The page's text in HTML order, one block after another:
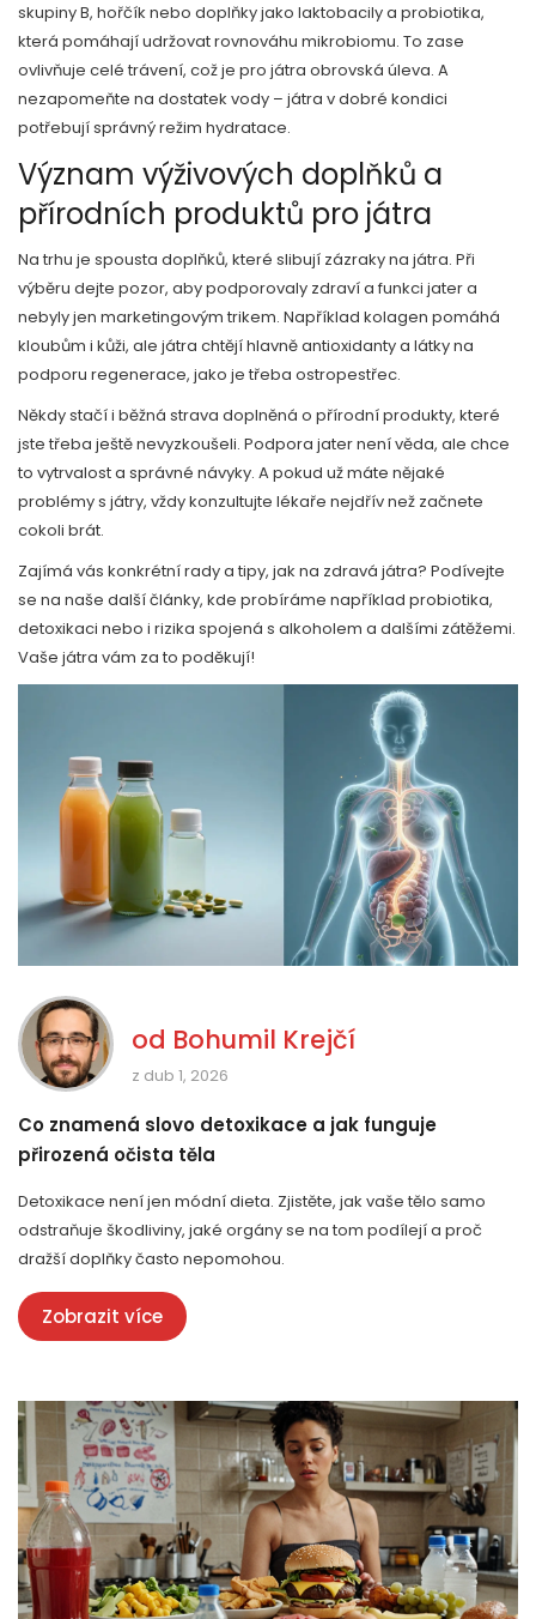
skupiny B, hořčík nebo doplňky jako laktobacily a probiotika,
která pomáhají udržovat rovnováhu mikrobiomu. To zase
ovlivňuje celé trávení, což je pro játra obrovská úleva. A
nezapomeňte na dostatek vody – játra v dobré kondici
potřebují správný režim hydratace.
Význam výživových doplňků a
přírodních produktů pro játra
Na trhu je spousta doplňků, které slibují zázraky na játra. Při
výběru dejte pozor, aby podporovaly zdraví a funkci jater a
nebyly jen marketingovým trikem. Například kolagen pomáhá
kloubům i kůži, ale játra chtějí hlavně antioxidanty a látky na
podporu regenerace, jako je třeba ostropestřec.
Někdy stačí i běžná strava doplněná o přírodní produkty, které
jste třeba ještě nevyzkoušeli. Podpora jater není věda, ale chce
to vytrvalost a správné návyky. A pokud už máte nějaké
problémy s játry, vždy konzultujte lékaře nejdřív než začnete
cokoli brát.
Zajímá vás konkrétní rady a tipy, jak na zdravá játra? Podívejte
se na naše další články, kde probíráme například probiotika,
detoxikaci nebo i rizika spojená s alkoholem a dalšími zátěžemi.
Vaše játra vám za to poděkují!
od Bohumil Krejčí
z dub 1, 2026
Co znamená slovo detoxikace a jak funguje
přirozená očista těla
Detoxikace není jen módní dieta. Zjistěte, jak vaše tělo samo
odstraňuje škodliviny, jaké orgány se na tom podílejí a proč
dražší doplňky často nepomohou.
Zobrazit více